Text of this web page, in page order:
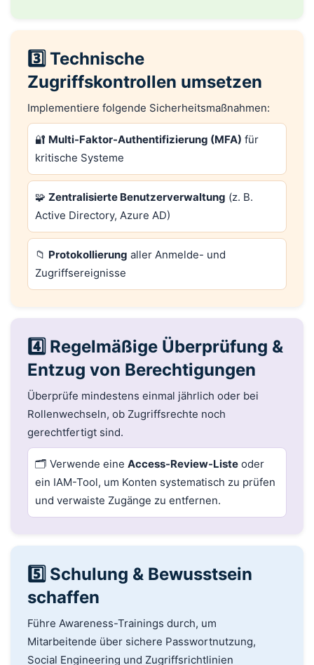
3️⃣ Technische
Zugriffskontrollen umsetzen
Implementiere folgende Sicherheitsmaßnahmen:
🔐 Multi-Faktor-Authentifizierung (MFA) für
kritische Systeme
🧩 Zentralisierte Benutzerverwaltung (z. B.
Active Directory, Azure AD)
📁 Protokollierung aller Anmelde- und
Zugriffsereignisse
4️⃣ Regelmäßige Überprüfung &
Entzug von Berechtigungen
Überprüfe mindestens einmal jährlich oder bei
Rollenwechseln, ob Zugriffsrechte noch
gerechtfertigt sind.
🗂️ Verwende eine Access-Review-Liste oder
ein IAM-Tool, um Konten systematisch zu prüfen
und verwaiste Zugänge zu entfernen.
5️⃣ Schulung & Bewusstsein
schaffen
Führe Awareness-Trainings durch, um
Mitarbeitende über sichere Passwortnutzung,
Social Engineering und Zugriffsrichtlinien